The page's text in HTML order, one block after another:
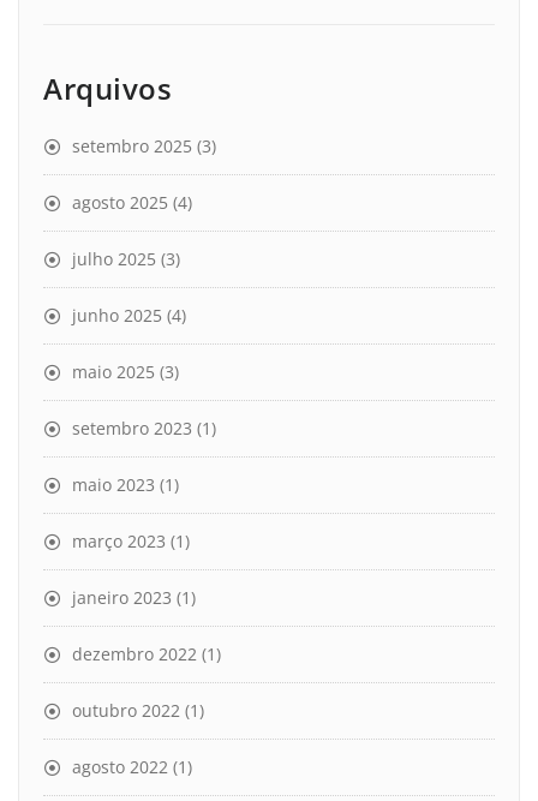
Arquivos
setembro 2025 (3)
agosto 2025 (4)
julho 2025 (3)
junho 2025 (4)
maio 2025 (3)
setembro 2023 (1)
maio 2023 (1)
março 2023 (1)
janeiro 2023 (1)
dezembro 2022 (1)
outubro 2022 (1)
agosto 2022 (1)